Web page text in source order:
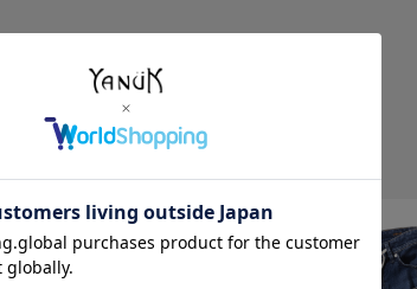
FEATURE